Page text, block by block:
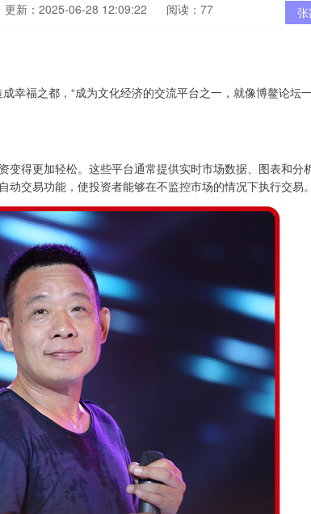
更新：2025-06-28 12:09:22 阅读：77
变得更加轻松。这些平台通常提供实时市场数据、图表和分
交易功能，使投资者能够在不监控市场的情况下执行交易。